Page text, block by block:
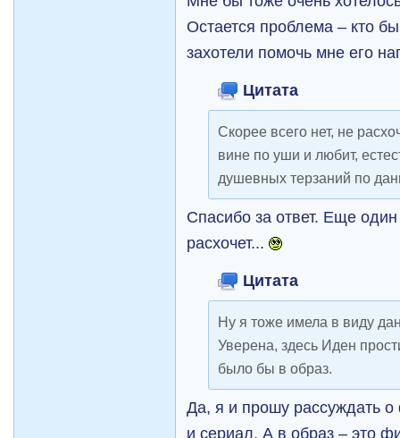
Остается проблема – кто
захотели помочь мне его
Цитата
Скорее всего нет, не
вине по уши и любит,
душевных терзаний по
Спасибо за ответ. Еще
расхочет...
Цитата
Ну я тоже имела в виду
Уверена, здесь Иден
было бы в образ.
Да, я и прошу рассуждать
и сериал. А в образ – это